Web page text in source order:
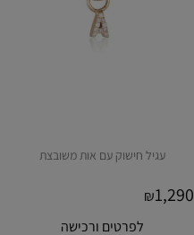
עגיל חישוק עם אות משובצת
₪1,290
לפרטים ורכישה